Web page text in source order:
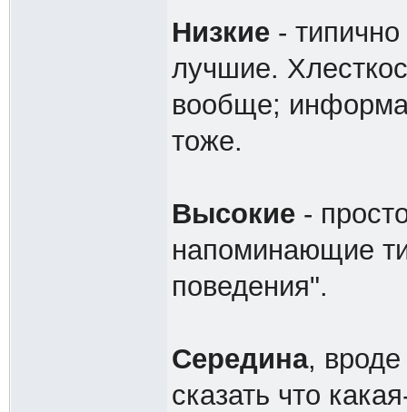
Низкие-
лучшие.
вообще;
тоже.
Высокие-
напоминающие
поведения".
Середина,
сказать что